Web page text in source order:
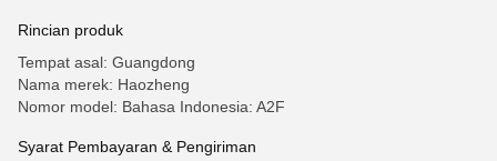
Rincian produk
Tempat asal: Guangdong
Nama merek: Haozheng
Nomor model: Bahasa Indonesia: A2F
Syarat Pembayaran & Pengiriman